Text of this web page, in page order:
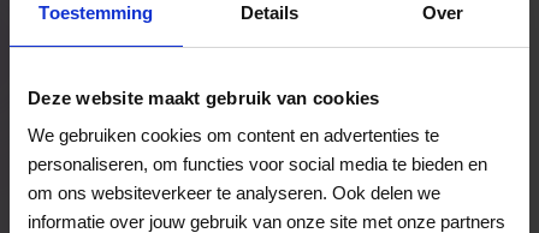
Toestemming Details Over
Deze website maakt gebruik van cookies
We gebruiken cookies om content en advertenties te
personaliseren, om functies voor social media te bieden en
om ons websiteverkeer te analyseren. Ook delen we
informatie over jouw gebruik van onze site met onze partners
Een bestelling volgen
Nog veel meer...
Maak account aan